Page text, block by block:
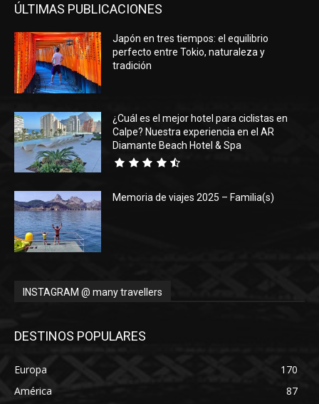
ÚLTIMAS PUBLICACIONES
Japón en tres tiempos: el equilibrio
perfecto entre Tokio, naturaleza y
tradición
¿Cuál es el mejor hotel para ciclistas en
Calpe? Nuestra experiencia en el AR
Diamante Beach Hotel & Spa
Memoria de viajes 2025 – Familia(s)
INSTAGRAM @ many travellers
DESTINOS POPULARES
Europa
170
América
87